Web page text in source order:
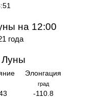
на 12:00
года
Элонгация
град
-110.8